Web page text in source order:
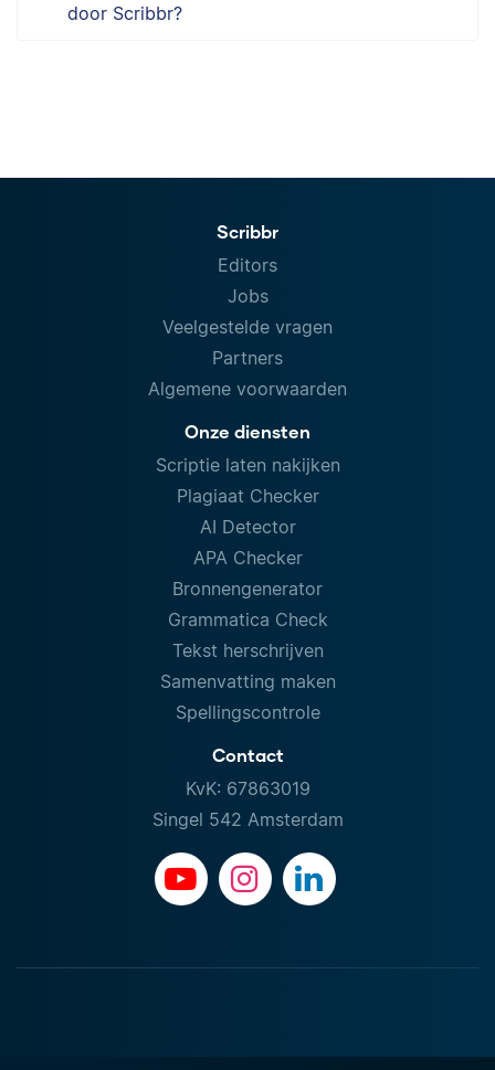
door Scribbr?
Scribbr
Editors
Jobs
Veelgestelde vragen
Partners
Algemene voorwaarden
Onze diensten
Scriptie laten nakijken
Plagiaat Checker
AI Detector
APA Checker
Bronnengenerator
Grammatica Check
Tekst herschrijven
Samenvatting maken
Spellingscontrole
Contact
KvK: 67863019
Singel 542 Amsterdam